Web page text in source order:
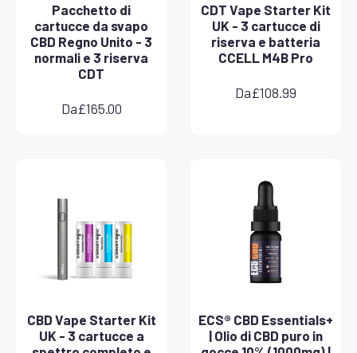
Pacchetto di
cartucce da svapo
CBD Regno Unito - 3
normali e 3 riserva
CDT
Da£165.00
CDT Vape Starter Kit
UK - 3 cartucce di
riserva e batteria
CCELL M4B Pro
Da£108.99
CBD Vape Starter Kit
UK - 3 cartucce a
ECS® CBD Essentials+
| Olio di CBD puro in